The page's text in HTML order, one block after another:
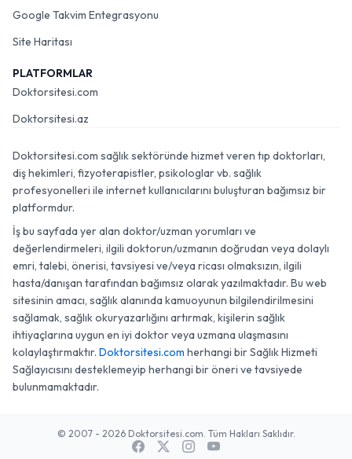
Google Takvim Entegrasyonu
Site Haritası
PLATFORMLAR
Doktorsitesi.com
Doktorsitesi.az
Doktorsitesi.com sağlık sektöründe hizmet veren tıp doktorları,
diş hekimleri, fizyoterapistler, psikologlar vb. sağlık
profesyonelleri ile internet kullanıcılarını buluşturan bağımsız bir
platformdur.
İş bu sayfada yer alan doktor/uzman yorumları ve
değerlendirmeleri, ilgili doktorun/uzmanın doğrudan veya dolaylı
emri, talebi, önerisi, tavsiyesi ve/veya ricası olmaksızın, ilgili
hasta/danışan tarafından bağımsız olarak yazılmaktadır. Bu web
sitesinin amacı, sağlık alanında kamuoyunun bilgilendirilmesini
sağlamak, sağlık okuryazarlığını artırmak, kişilerin sağlık
ihtiyaçlarına uygun en iyi doktor veya uzmana ulaşmasını
kolaylaştırmaktır. Doktorsitesi.com herhangi bir Sağlık Hizmeti
Sağlayıcısını desteklemeyip herhangi bir öneri ve tavsiyede
bulunmamaktadır.
© 2007 - 2026 Doktorsitesi.com. Tüm Hakları Saklıdır.